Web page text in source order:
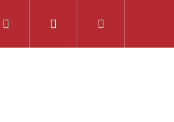
Přihlášení